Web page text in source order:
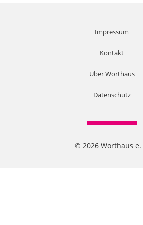
Impressum
Kontakt
Über Worthaus
Datenschutz
© 2026 Worthaus e.